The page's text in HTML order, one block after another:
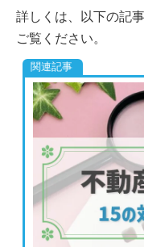
詳しくは、以下の記
ご覧ください。